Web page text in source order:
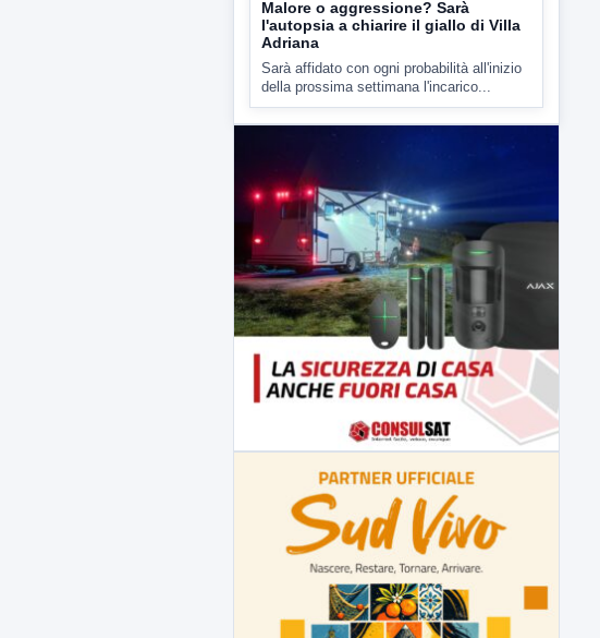
Malore o aggressione? Sarà
l'autopsia a chiarire il giallo di Villa
Adriana
Sarà affidato con ogni probabilità all'inizio
della prossima settimana l'incarico...